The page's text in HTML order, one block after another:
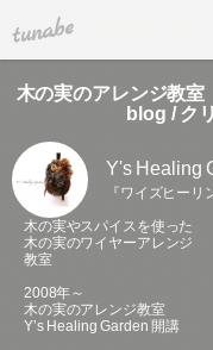
tuna.be
木の実のアレンジ教
blog / ク
Y's Healing
『ワイズヒーリ
木の実やスパイスを使った
木の実のワイヤーアレンジ
教室
2008年～
木の実のアレンジ教室
Y’s Healing Garden 開講